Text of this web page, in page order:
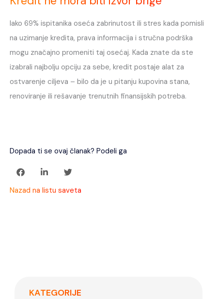
Iako 69% ispitanika oseća zabrinutost ili stres kada pomisli
na uzimanje kredita, prava informacija i stručna podrška
mogu značajno promeniti taj osećaj. Kada znate da ste
izabrali najbolju opciju za sebe, kredit postaje alat za
ostvarenje ciljeva – bilo da je u pitanju kupovina stana,
renoviranje ili rešavanje trenutnih finansijskih potreba.
Dopada ti se ovaj članak? Podeli ga
Nazad na listu saveta
KATEGORIJE